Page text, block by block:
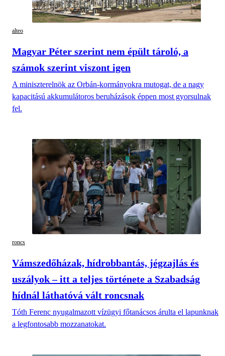
alteo
Magyar Péter szerint nem épült tároló, a
számok szerint viszont igen
A miniszterelnök az Orbán-kormányokra mutogat, de a nagy
kapacitású akkumulátoros beruházások éppen most gyorsulnak
fel.
roncs
Vámszedőházak, hídrobbantás, jégzajlás és
uszályok – itt a teljes története a Szabadság
hídnál láthatóvá vált roncsnak
Tóth Ferenc nyugalmazott vízügyi főtanácsos árulta el lapunknak
a legfontosabb mozzanatokat.